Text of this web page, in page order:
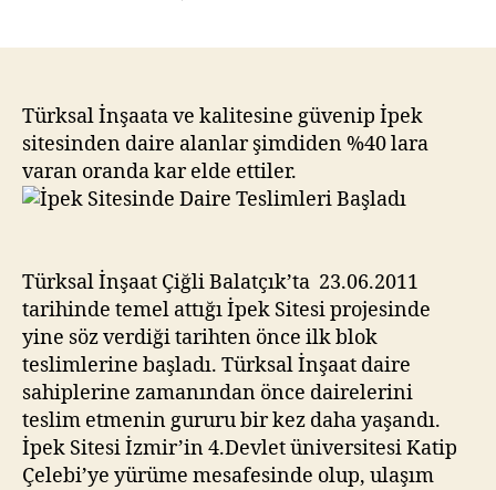
Başladı
Türksal İnşaata ve kalitesine güvenip İpek
sitesinden daire alanlar şimdiden %40 lara
varan oranda kar elde ettiler.
Türksal İnşaat Çiğli Balatçık’ta 23.06.2011
tarihinde temel attığı İpek Sitesi projesinde
yine söz verdiği tarihten önce ilk blok
teslimlerine başladı. Türksal İnşaat daire
sahiplerine zamanından önce dairelerini
teslim etmenin gururu bir kez daha yaşandı.
İpek Sitesi İzmir’in 4.Devlet üniversitesi Katip
Çelebi’ye yürüme mesafesinde olup, ulaşım